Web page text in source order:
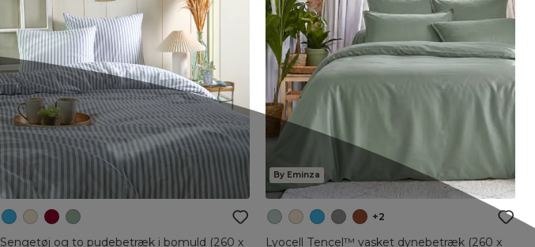
Sengetøj og to pudebetræk i bomuld (260 x
By Eminza
+2
Lyocell Tencel™ vasket dynebetræk (260 x